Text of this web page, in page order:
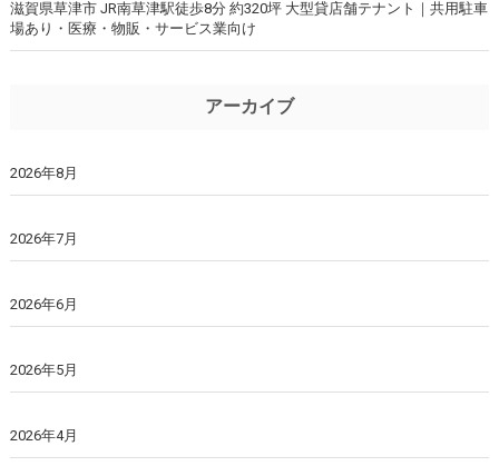
滋賀県草津市 JR南草津駅徒歩8分 約320坪 大型貸店舗テナント｜共用駐車
場あり・医療・物販・サービス業向け
アーカイブ
2026年8月
2026年7月
2026年6月
2026年5月
2026年4月